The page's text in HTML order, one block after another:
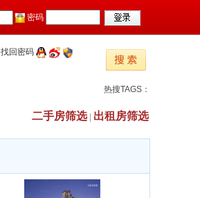
密码
找回密码
热搜TAGS：
二手房筛选| 出租房筛选